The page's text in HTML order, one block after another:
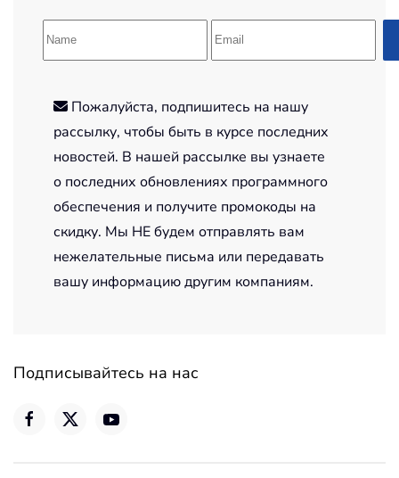
Пожалуйста, подпишитесь на нашу
рассылку, чтобы быть в курсе последних
новостей. В нашей рассылке вы узнаете
о последних обновлениях программного
обеспечения и получите промокоды на
скидку. Мы НЕ будем отправлять вам
нежелательные письма или передавать
вашу информацию другим компаниям.
Подписывайтесь на нас